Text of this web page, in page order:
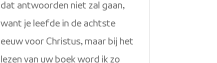
dat antwoorden niet zal gaan,
want je leefde in de achtste
eeuw voor Christus, maar bij het
lezen van uw boek word ik zo